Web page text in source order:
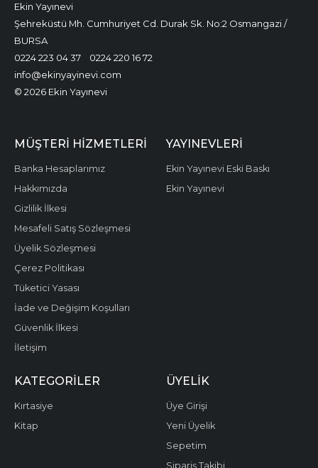
Ekin Yayınevi
Şehreküstü Mh. Cumhuriyet Cd. Durak Sk. No:2 Osmangazi /
BURSA
0224 223 04 37
0224 220 16 72
info@ekinyayinevi.com
© 2026 Ekin Yayınevi
MÜŞTERI HIZMETLERI
Banka Hesaplarımız
Hakkımızda
Gizlilik İlkesi
Mesafeli Satış Sözleşmesi
Üyelik Sözleşmesi
Çerez Politikası
Tüketici Yasası
İade ve Değişim Koşulları
Güvenlik İlkesi
İletişim
YAYINEVLERI
Ekin Yayınevi Eski Baskı
Ekin Yayınevi
KATEGORILER
Kırtasiye
Kitap
ÜYELIK
Üye Girişi
Yeni Üyelik
Sepetim
Sipariş Takibi